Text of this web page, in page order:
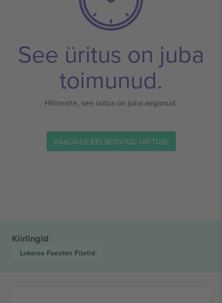
See üritus on juba
toimunud.
Hilinesite, see üritus on juba aegunud.
VAADAKE EELSEISVAID ÜRITUSI.
Kiirlingid
Lokerse Feesten Piletid